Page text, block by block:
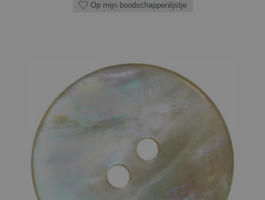
Op mijn boodschappenlijstje